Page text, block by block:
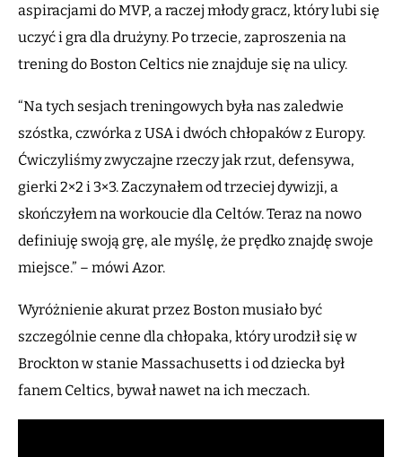
aspiracjami do MVP, a raczej młody gracz, który lubi się
uczyć i gra dla drużyny. Po trzecie, zaproszenia na
trening do Boston Celtics nie znajduje się na ulicy.
“Na tych sesjach treningowych była nas zaledwie
szóstka, czwórka z USA i dwóch chłopaków z Europy.
Ćwiczyliśmy zwyczajne rzeczy jak rzut, defensywa,
gierki 2×2 i 3×3. Zaczynałem od trzeciej dywizji, a
skończyłem na workoucie dla Celtów. Teraz na nowo
definiuję swoją grę, ale myślę, że prędko znajdę swoje
miejsce.” – mówi Azor.
Wyróżnienie akurat przez Boston musiało być
szczególnie cenne dla chłopaka, który urodził się w
Brockton w stanie Massachusetts i od dziecka był
fanem Celtics, bywał nawet na ich meczach.